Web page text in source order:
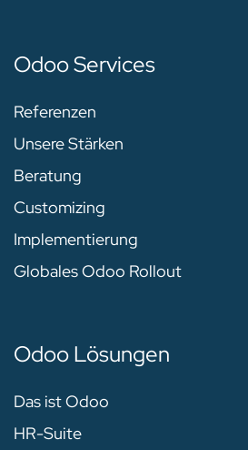
Odoo Services
Referenzen
Unsere Stärken
Beratung
Customizing
Implementierung
Globales Odoo Rollout
Odoo Lösungen
Das ist Odoo
HR-Suite